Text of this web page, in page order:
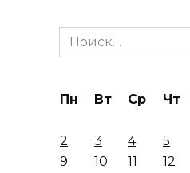
Search
for:
Пн Вт Ср Чт
2
3 4 5
9
10 11 12